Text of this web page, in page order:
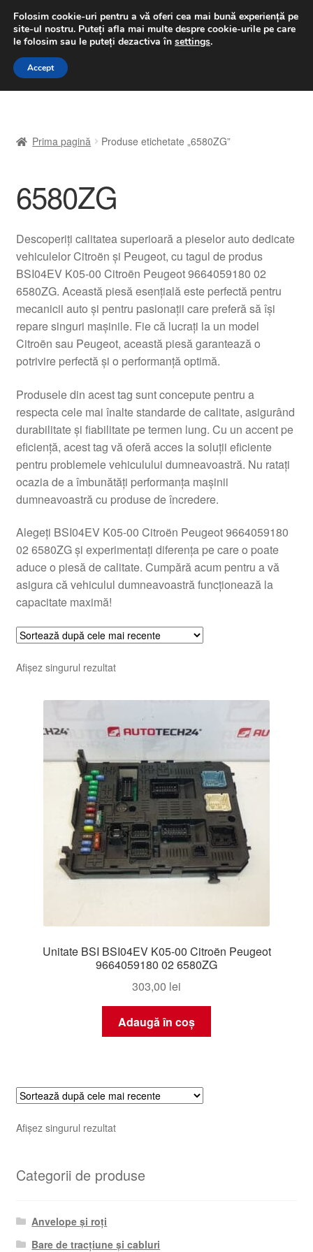
LIVRARE de la 33 lei
luni-vineri 9 a.m. - 4 p.m.031 229 6816
Sari
Sari
A lua legatura
Contul meu
Despre noi
Finalizare comandă
Livrare
Livrare în toată lumea
Plângere
Plățile
Politică de confidențialitate
Termeni si conditii
Prima pagină Produse etichetate „6580ZG”
6580ZG
Descoperiți calitatea superioară a pieselor auto dedicate
vehiculelor Citroën și Peugeot, cu tagul de produs
BSI04EV K05-00 Citroën Peugeot 9664059180 02
6580ZG. Această piesă esențială este perfectă pentru
mecanicii auto și pentru pasionații care preferă să își
repare singuri mașinile. Fie că lucrați la un model
Citroën sau Peugeot, această piesă garantează o
potrivire perfectă și o performanță optimă.
Produsele din acest tag sunt concepute pentru a
respecta cele mai înalte standarde de calitate, asigurând
durabilitate și fiabilitate pe termen lung. Cu un accent pe
eficiență, acest tag vă oferă acces la soluții eficiente
pentru problemele vehiculului dumneavoastră. Nu ratați
ocazia de a îmbunătăți performanța mașinii
dumneavoastră cu produse de încredere.
Alegeți BSI04EV K05-00 Citroën Peugeot 9664059180
02 6580ZG și experimentați diferența pe care o poate
aduce o piesă de calitate. Cumpără acum pentru a vă
asigura că vehiculul dumneavoastră funcționează la
capacitate maximă!
Afișez singurul rezultat
Unitate BSI BSI04EV K05-00 Citroën Peugeot
9664059180 02 6580ZG
303,00 lei
Adaugă în coș
Afișez singurul rezultat
Categorii de produse
Anvelope și roți
Bare de tracțiune și cabluri
Folosim cookie-uri pentru a vă oferi cea mai bună experiență pe
site-ul nostru. Puteți afla mai multe despre cookie-urile pe care
le folosim sau le puteți dezactiva în settings.
Accept